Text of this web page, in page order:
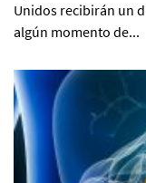
Unidos recibirán un
algún momento de...